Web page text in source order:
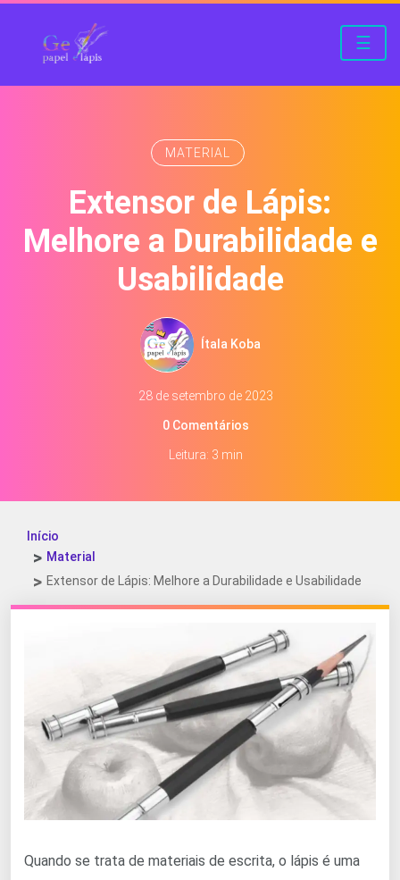
☰
MATERIAL
Extensor de Lápis:
Melhore a Durabilidade e
Usabilidade
Ítala Koba
28 de setembro de 2023
0 Comentários
Leitura: 3 min
Início
Material
Extensor de Lápis: Melhore a Durabilidade e Usabilidade
Quando se trata de materiais de escrita, o lápis é uma